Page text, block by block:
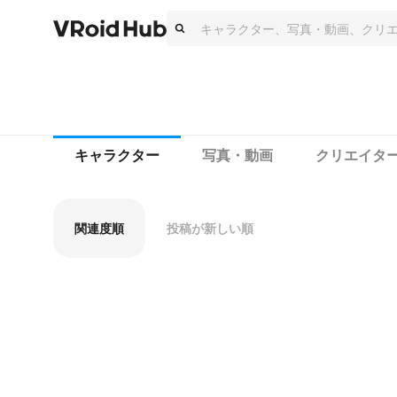
キャラクター 写真・動画 クリエイタ
関連度順 投稿が新しい順